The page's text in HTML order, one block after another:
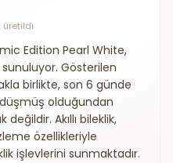
üretildi
Edition Pearl White,
Gösterilen
birlikte, son 6 günde
olduğundan
Akıllı bileklik,
özellikleriyle
işlevlerini sunmaktadır.